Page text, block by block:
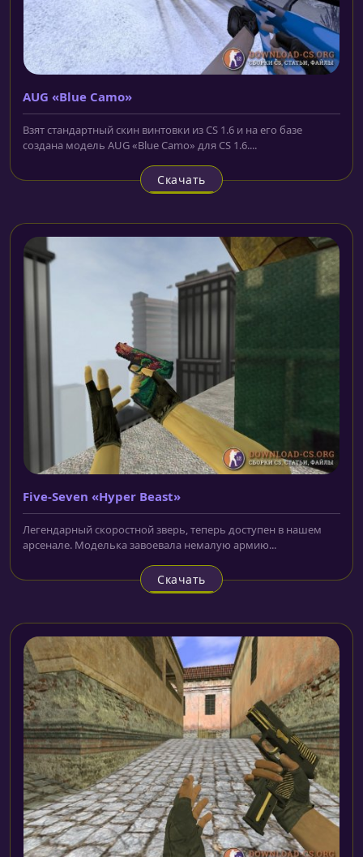
AUG «Blue Camo»
Взят стандартный скин винтовки из CS 1.6 и на его базе
создана модель AUG «Blue Camo» для CS 1.6....
Скачать
Five-Seven «Hyper Beast»
Легендарный скоростной зверь, теперь доступен в нашем
арсенале. Моделька завоевала немалую армию...
Скачать